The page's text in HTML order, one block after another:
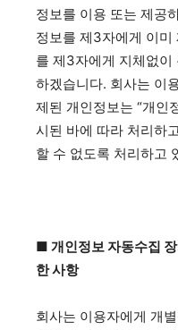
정보를 이용 또는 제공
정보를 제3자에게 이
를 제3자에게 지체없이
하겠습니다. 회사는 이
제된 개인정보는 “개인
시된 바에 따라 처리하
할 수 없도록 처리하고
■ 개인정보 자동수집
한 사항
회사는 이용자에게 개